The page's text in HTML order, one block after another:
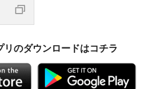
リのダウンロードはコチラ